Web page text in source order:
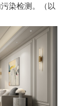
染检测。（以